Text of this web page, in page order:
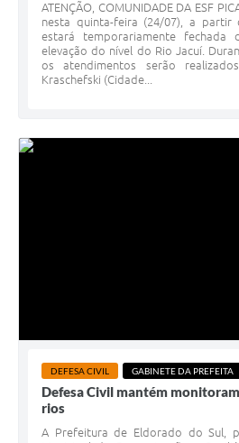
ATENÇÃO, COMUNIDADE DA ESF
nesta quinta-feira (24/07), a partir
estará temporariamente fechada
elevação do nível do Rio Jacuí.
os atendimentos serão
Kraschefski (Cidade...
DEFESA CIVIL GABINETE DA PREFEITA
Defesa Civil mantém
rios
A Prefeitura de Eldorado do Sul,